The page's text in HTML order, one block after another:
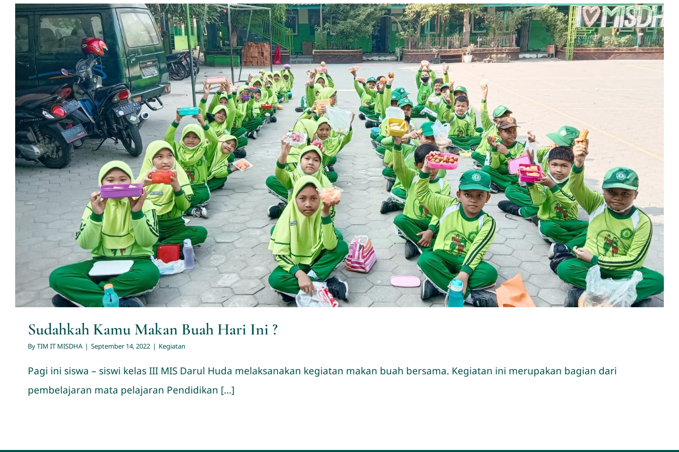
Sudahkah Kamu Makan Buah Hari Ini ?
Kegiatan
Sudahkah Kamu Makan Buah Hari Ini ?
ByTIM IT MISDHA | September 14, 2022 | Kegiatan
Pagi ini siswa – siswi kelas III MIS Darul Huda melaksanakan kegiatan makan buah bersama. Kegiatan ini merupakan bagian dari
pembelajaran mata pelajaran Pendidikan [...]